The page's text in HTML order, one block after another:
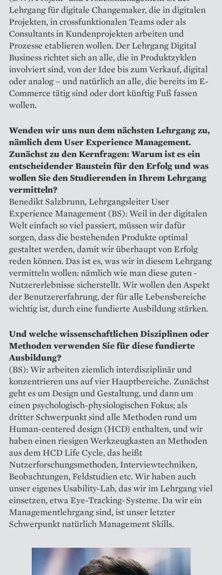
Lehrgang für digitale Changemaker, die in digitalen
Projekten, in crossfunktionalen Teams oder als
Consultants in Kundenprojekten arbeiten und
Prozesse etablieren wollen. Der Lehrgang Digital
Business richtet sich an alle, die in Produktzyklen
involviert sind, von der Idee bis zum Verkauf, digital
oder analog – und natürlich an alle, die bereits im E-
Commerce tätig sind oder dort künftig Fuß fassen
wollen.
Wenden wir uns nun dem nächsten Lehrgang zu,
nämlich dem User Experience Management.
Zunächst zu den Kernfragen: Warum ist es ein
entscheidender Baustein für den Erfolg und was
wollen Sie den Studierenden in Ihrem Lehrgang
vermitteln?
Benedikt Salzbrunn, Lehrgangsleiter User
Experience Management (BS): Weil in der digitalen
Welt einfach so viel passiert, müssen wir dafür
sorgen, dass die bestehenden Produkte optimal
gestaltet werden, damit wir überhaupt von Erfolg
reden können. Das ist es, was wir in diesem Lehrgang
vermitteln wollen: nämlich wie man diese guten ­
Nutzererlebnisse sicherstellt. Wir wollen den Aspekt
der Benutzererfahrung, der für alle Lebensbereiche
wichtig ist, durch eine fundierte Ausbildung stärken.
Und welche wissenschaftlichen Disziplinen oder
Methoden verwenden Sie für diese fundierte
Ausbildung?
(BS): Wir arbeiten ziemlich interdisziplinär und
konzentrieren uns auf vier Hauptbereiche. Zunächst
geht es um Design und Gestaltung, und dann um
einen psychologisch-physiologischen Fokus; als
dritter Schwerpunkt sind alle Methoden rund um
Human-centered design (HCD) enthalten, und wir
haben einen riesigen Werkzeugkasten an Methoden
aus dem HCD Life Cycle, das heißt
Nutzerforschungsmethoden, Interviewtechni­ken,
Beobachtungen, Feldstudien etc. Wir haben auch
unser eigenes Usability-Lab, das wir im Lehrgang viel
einsetzen, etwa Eye-Tracking-Systeme. Da wir ein
Managementlehrgang sind, ist unser letzter
Schwerpunkt natürlich Management Skills.